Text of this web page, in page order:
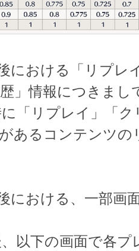
における「リプレ
」情報につきまし
「リプレイ」「
があるコンテンツ
における、一部画
以下の画面で各プ